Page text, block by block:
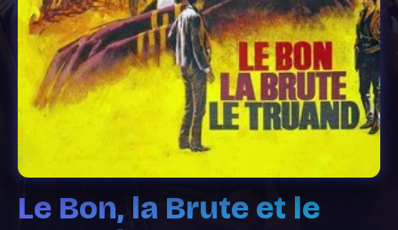
Le Bon, la Brute et le